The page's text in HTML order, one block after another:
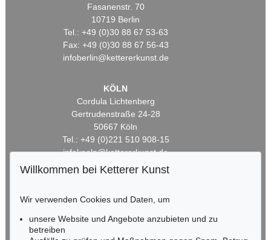
Fasanenstr. 70
10719 Berlin
Tel.: +49 (0)30 88 67 53-63
Fax: +49 (0)30 88 67 56-43
infoberlin@kettererkunst.de
KÖLN
Cordula Lichtenberg
Gertrudenstraße 24-28
50667 Köln
Tel.: +49 (0)221 510 908-15
infokoeln@kettererkunst.de
HESSEN
Miriam Heß
Tel.: +49 (0)62 21 58 80-038
Willkommen bei Ketterer Kunst
Wir verwenden Cookies und Daten, um
unsere Website und Angebote anzubieten und zu
betreiben